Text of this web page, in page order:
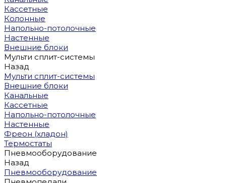
Кассетные
Колонные
Напольно-потолочные
Настенные
Внешние блоки
Мульти сплит-системы
Назад
Мульти сплит-системы
Внешние блоки
Канальные
Кассетные
Напольно-потолочные
Настенные
Фреон (хладон)
Термостаты
Пневмооборудование
Назад
Пневмооборудование